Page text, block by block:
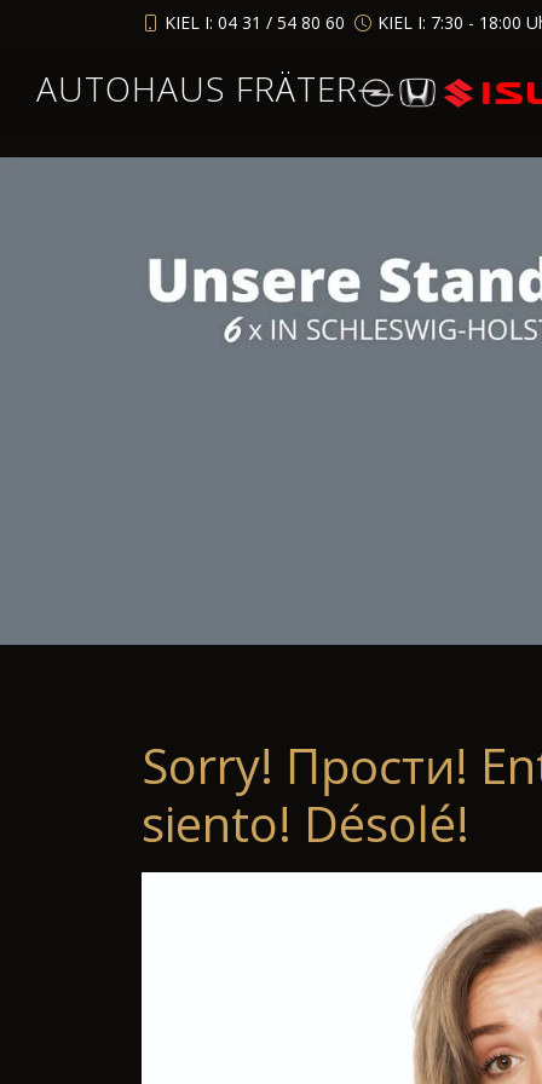
KIEL I: 04 31 / 54 80 60 KIEL I: 7:30 - 18:00
AUTOHAUS FRÄTER
Sorry! Прости!
siento! Désolé!